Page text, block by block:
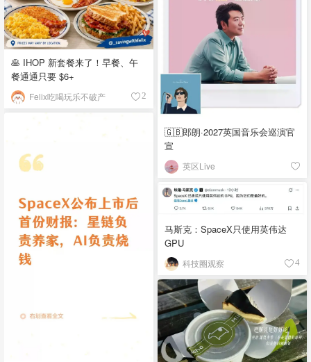
🥞 IHOP 新套餐来了！早餐、午
餐通通只要 $6+
Felix吃喝玩乐不破产 2
🇬🇧郎朗·2027英国音乐会巡演官
宣
英区Live
马斯克：SpaceX只使用英伟达
GPU
科技圈观察 4